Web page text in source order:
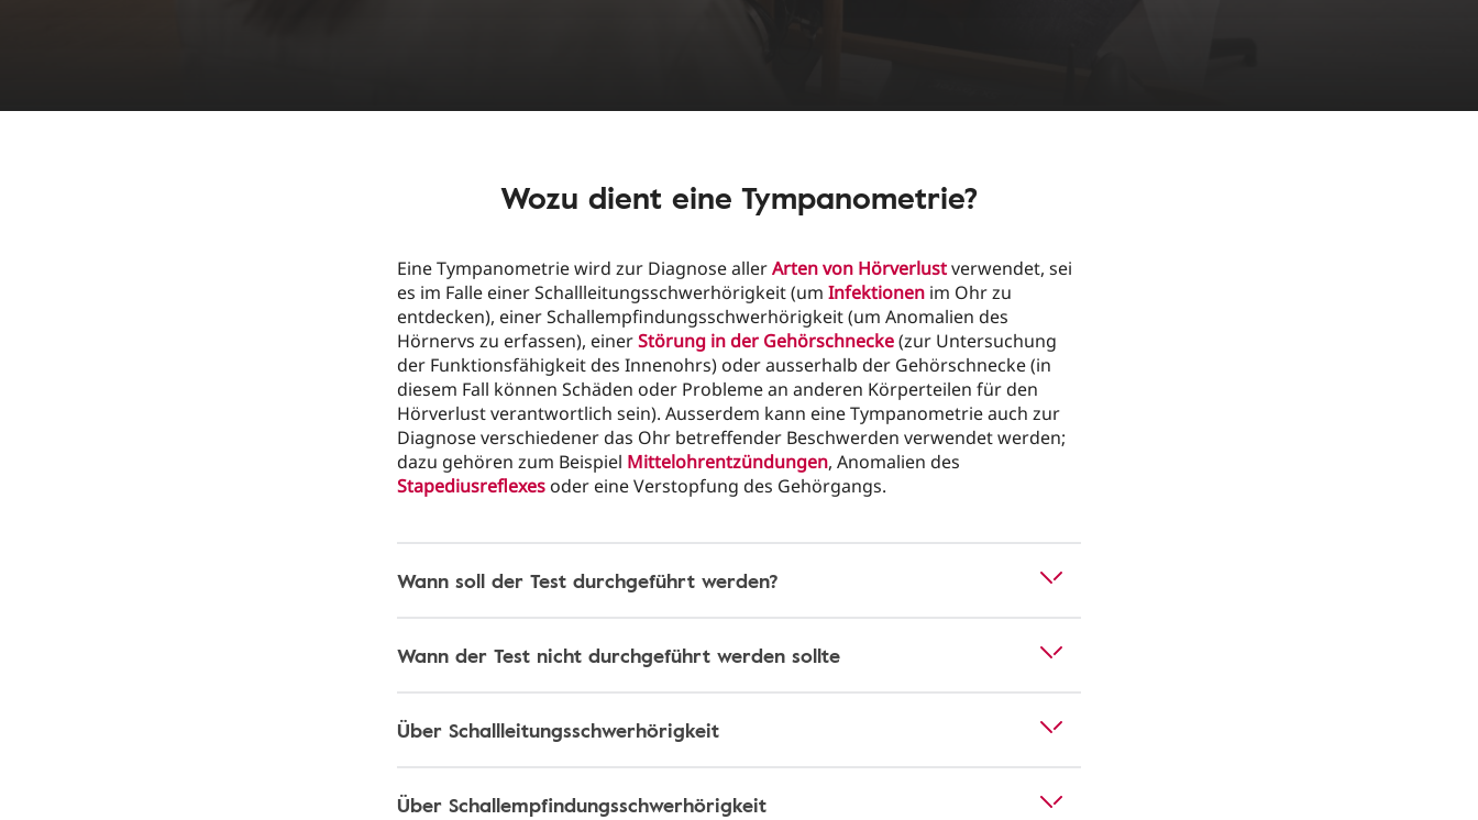
Wozu dient eine Tympanometrie?
Eine Tympanometrie wird zur Diagnose allerArten von Hörverlustverwendet, sei
es im Falle einer Schallleitungsschwerhörigkeit (um Infektionen im Ohr zu
entdecken), einer Schallempfindungsschwerhörigkeit (um Anomalien des
Hörnervs zu erfassen), einerStörung in der Gehörschnecke(zur Untersuchung
der Funktionsfähigkeit des Innenohrs) oder ausserhalb der Gehörschnecke (in
diesem Fall können Schäden oder Probleme an anderen Körperteilen für den
Hörverlust verantwortlich sein). Ausserdem kann eine Tympanometrie auch zur
Diagnose verschiedener das Ohr betreffender Beschwerden verwendet werden;
dazu gehören zum Beispiel Mittelohrentzündungen, Anomalien des
Stapediusreflexesoder eine Verstopfung des Gehörgangs.
Wann soll der Test durchgeführt werden?
Wann der Test nicht durchgeführt werden sollte
Über Schallleitungsschwerhörigkeit
Über Schallempfindungsschwerhörigkeit